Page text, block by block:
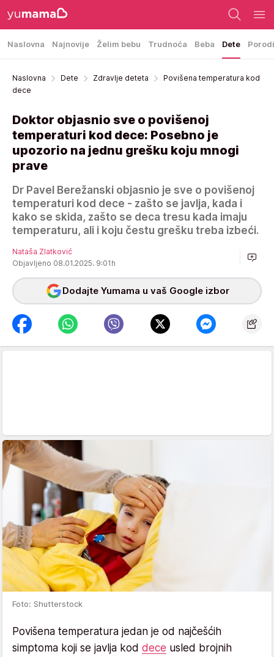
Naslovna Najnovije Želim bebu Trudnoća Beba Dete
Naslovna Dete Zdravlje deteta
Povišena temperatura kod
dece
Doktor objasnio sve o povišenoj
temperaturi kod dece: Posebno je
upozorio na jednu grešku koju mnogi
prave
Dr Pavel Berežanski objasnio je sve o povišenoj
temperaturi kod dece - zašto se javlja, kada i
kako se skida, zašto se deca tresu kada imaju
temperaturu, ali i koju čestu grešku treba izbeći.
Nataša Zlatković
Objavljeno 08.01.2025. 9:01h
Dodajte Yumama u vaš Google izbor
Foto: Shutterstock
Povišena temperatura jedan je od najčešćih
simptoma koji se javlja kod dece usled brojnih